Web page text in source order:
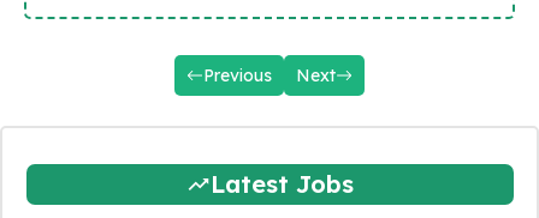
Previous Next
Latest Jobs